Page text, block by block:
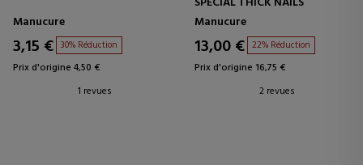
Manucure
3,15 € 30% Réduction
Prix d'origine 4,50 €
1 revues
Manucure
13,00 € 22% Réduction
Prix d'origine 16,75 €
2 revues